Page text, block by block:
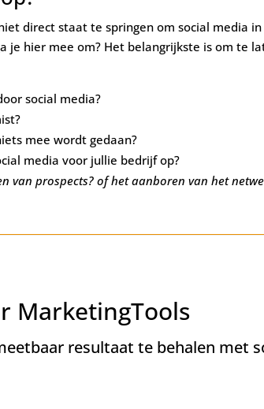
direct staat te springen om social media
je hier mee om? Het belangrijkste is om te
social media?
mee wordt gedaan?
media voor jullie bedrijf op?
van prospects? of het aanboren van het
MarketingTools
resultaat te behalen met